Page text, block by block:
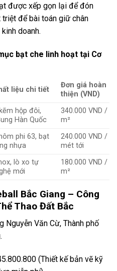
được xếp gọn lại để đón
để bài toán giữ chân
doanh.
bạt che linh hoạt tại Cơ
liệu chi tiết
Đơn giá hoàn
thiện (VND)
hộp đôi,
Hàn Quốc
340.000 VND /
m²
phi 63, bạt
nhựa
240.000 VND /
mét tới
lò xo tự
mới
180.000 VND /
m²
Bắc Giang – Công
Thao Đất Bắc
Nguyễn Văn Cừ, Thành phố
(Thiết kế bản vẽ kỹ